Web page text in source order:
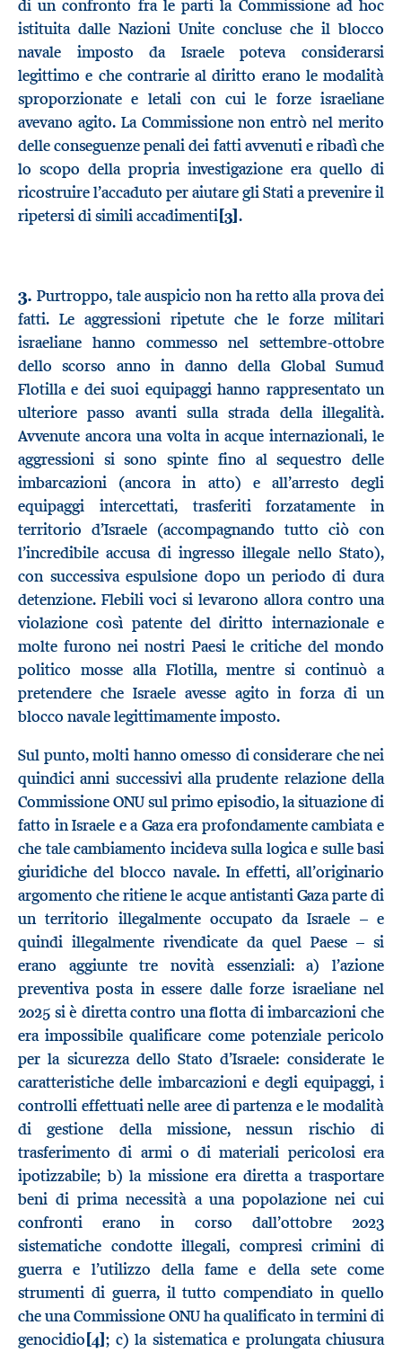
di un confronto fra le parti la Commissione ad hoc
istituita dalle Nazioni Unite concluse che il blocco
navale imposto da Israele poteva considerarsi
legittimo e che contrarie al diritto erano le modalità
sproporzionate e letali con cui le forze israeliane
avevano agito. La Commissione non entrò nel merito
delle conseguenze penali dei fatti avvenuti e ribadì che
lo scopo della propria investigazione era quello di
ricostruire l’accaduto per aiutare gli Stati a prevenire il
ripetersi di simili accadimenti[3].
3.Purtroppo, tale auspicio non ha retto alla prova dei
fatti. Le aggressioni ripetute che le forze militari
israeliane hanno commesso nel settembre-ottobre
dello scorso anno in danno della Global Sumud
Flotilla e dei suoi equipaggi hanno rappresentato un
ulteriore passo avanti sulla strada della illegalità.
Avvenute ancora una volta in acque internazionali, le
aggressioni si sono spinte fino al sequestro delle
imbarcazioni (ancora in atto) e all’arresto degli
equipaggi intercettati, trasferiti forzatamente in
territorio d’Israele (accompagnando tutto ciò con
l’incredibile accusa di ingresso illegale nello Stato),
con successiva espulsione dopo un periodo di dura
detenzione. Flebili voci si levarono allora contro una
violazione così patente del diritto internazionale e
molte furono nei nostri Paesi le critiche del mondo
politico mosse alla Flotilla, mentre si continuò a
pretendere che Israele avesse agito in forza di un
blocco navale legittimamente imposto.
Sul punto, molti hanno omesso di considerare che nei
quindici anni successivi alla prudente relazione della
Commissione ONU sul primo episodio, la situazione di
fatto in Israele e a Gaza era profondamente cambiata e
che tale cambiamento incideva sulla logica e sulle basi
giuridiche del blocco navale. In effetti, all’originario
argomento che ritiene le acque antistanti Gaza parte di
un territorio illegalmente occupato da Israele – e
quindi illegalmente rivendicate da quel Paese – si
erano aggiunte tre novità essenziali: a) l’azione
preventiva posta in essere dalle forze israeliane nel
2025 si è diretta contro una flotta di imbarcazioni che
era impossibile qualificare come potenziale pericolo
per la sicurezza dello Stato d’Israele: considerate le
caratteristiche delle imbarcazioni e degli equipaggi, i
controlli effettuati nelle aree di partenza e le modalità
di gestione della missione, nessun rischio di
trasferimento di armi o di materiali pericolosi era
ipotizzabile; b) la missione era diretta a trasportare
beni di prima necessità a una popolazione nei cui
confronti erano in corso dall’ottobre 2023
sistematiche condotte illegali, compresi crimini di
guerra e l’utilizzo della fame e della sete come
strumenti di guerra, il tutto compendiato in quello
che una Commissione ONU ha qualificato in termini di
genocidio [4]; c) la sistematica e prolungata chiusura